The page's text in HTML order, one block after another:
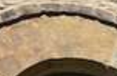
Schulprogramm
Klassen
Lesen macht stark